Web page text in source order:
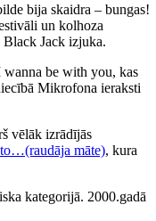
bija skaidra – bungas!
un kolhoza
Black Jack izjuka.
wanna be with you, kas
Mikrofona ieraksti
vēlāk izrādījās
māte), kura
kategorijā. 2000.gadā